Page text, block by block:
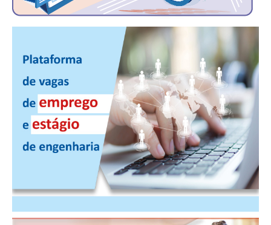
FIQUE POR DENTRO
APRESENTAÇÃO
EMPREGO E ESTÁGIO
CARREIRA
AUTÔNOMOS E SERVIÇOS
GUIA DAS ENGENHARIAS
CONTATO